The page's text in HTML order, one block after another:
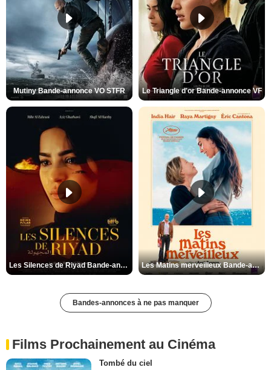
Mutiny Bande-annonce VO STFR Le Triangle d'or Bande-annonce VF
Les Silences de Riyad Bande-annonce VO STFR Les Matins merveilleux Bande-annonce VF
Bandes-annonces à ne pas manquer
Films Prochainement au Cinéma
Tombé du ciel